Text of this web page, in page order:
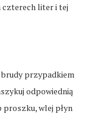
czterech liter i tej
brudy przypadkiem
odpowiednią
proszku, wlej płyn